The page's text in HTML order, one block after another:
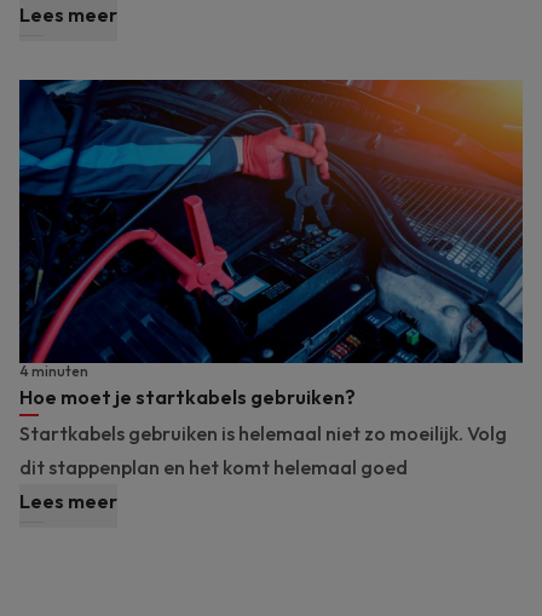
Lees meer
Hoe moet je startkabels gebruiken?
4 minuten
Startkabels gebruiken is helemaal niet zo moeilijk. Volg
dit stappenplan en het komt helemaal goed
Lees meer